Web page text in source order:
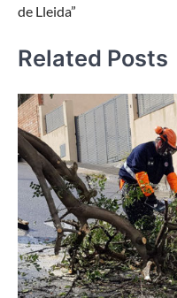
de Lleida”
Related Posts